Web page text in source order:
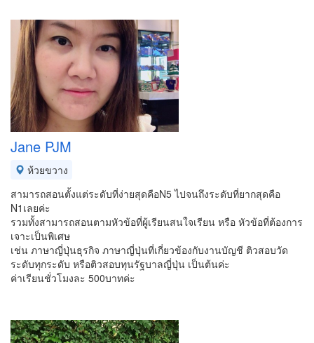
Jane PJM
ห้วยขวาง
สามารถสอนตั้งแต่ระดับที่ง่ายสุดคือN5 ไปจนถึงระดับที่ยากสุดคือ
N1เลยค่ะ
รวมทั้งสามารถสอนตามหัวข้อที่ผู้เรียนสนใจเรียน หรือ หัวข้อที่ต้องการ
เจาะเป็นพิเศษ
เช่น ภาษาญี่ปุ่นธุรกิจ ภาษาญี่ปุ่นที่เกี่ยวข้องกับงานบัญชี ติวสอบวัด
ระดับทุกระดับ หรือติวสอบทุนรัฐบาลญี่ปุ่น เป็นต้นค่ะ
ค่าเรียนชั่วโมงละ 500บาทค่ะ